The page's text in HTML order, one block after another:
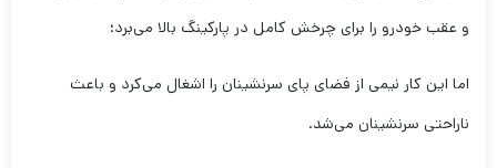
و عقب خودرو را برای چرخش کامل در پارکینگ بالا می‌برد؛
اما این کار نیمی از فضای پای سرنشینان را اشغال می‌کرد و باعث
ناراحتی سرنشینان می‌شد.